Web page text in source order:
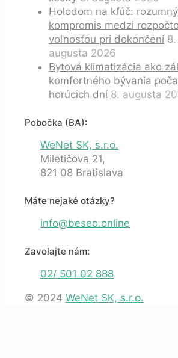
Holodom na kľúč: rozumný
kompromis medzi
voľnosťou pri dokončení 8.
augusta 2026
Bytová klimatizácia ako
komfortného bývania
horúcich dní 8. augusta
Pobočka (BA):
WeNet SK, s.r.o.
Miletičova 21,
821 08 Bratislava
Máte nejaké otázky?
info@beseo.online
Zavolajte nám:
02/ 501 02 888
© 2024 WeNet SK, s.r.o.